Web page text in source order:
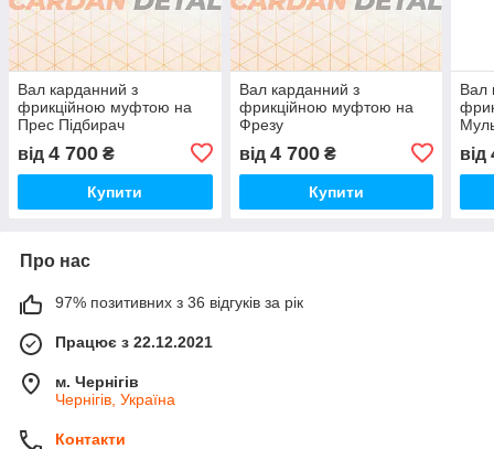
Вал карданний з
фрикційною муфтою на
Прес Підбирач
від 4 700 ₴
Купити
Вал карданний з
фрикційною муфтою на
Фрезу
від 4 700₴
Купити
Вал
від
Про нас
97% позитивних з 36 відгуків за рік
Працює з 22.12.2021
м. Чернігів
Чернігів, Україна
Контакти